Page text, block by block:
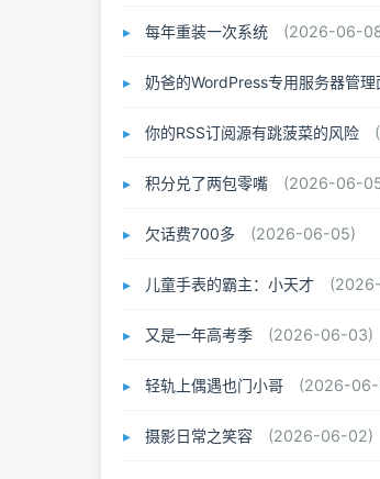
每年重装一次系统 (2026-06-
奶爸的WordPress专用服务器管
你的RSS订阅源有跳菠菜的风险
积分兑了两包零嘴 (2026-06-
欠话费700多 (2026-06-05)
儿童手表的霸主：小天才
又是一年高考季 (2026-06-03)
轻轨上偶遇也门小哥 (2026-
摄影日常之笑容 (2026-06-02)